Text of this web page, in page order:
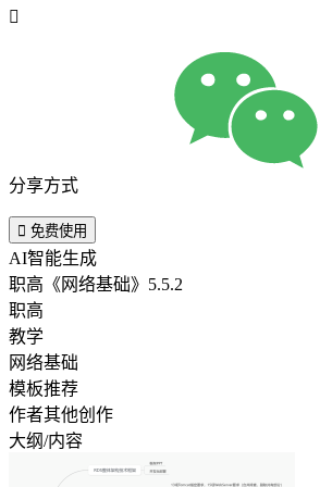

分享方式
 免费使用
AI智能生成
职高《网络基础》5.5.2
职高
教学
网络基础
模板推荐
作者其他创作
大纲/内容